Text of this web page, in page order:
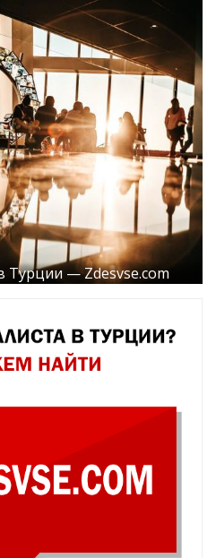
Турции — Zdesvse.com